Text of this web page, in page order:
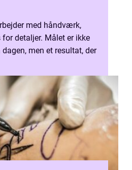
med håndværk,
detaljer. Målet er ikke
men et resultat, der